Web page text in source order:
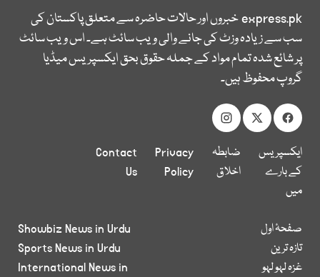
express.pkخبروں اور حالات حاضرہ سے متعلق پاکستان کی
سب سے زیادہ وزٹ کی جانے والی ویب سائٹ ہے۔ اس ویب سائٹ
پر شائع شدہ تمام مواد کے جملہ حقوق بحق ایکسپریس میڈیا
گروپ محفوظ ہیں۔
ایکسپریس
کے بارے
میں
ضابطہ
اخلاق
Privacy
Policy
Contact
Us
صفحۂ اول
تازہ ترین
غزہ لہو لہو
Showbiz News in Urdu
Sports News in Urdu
International News in